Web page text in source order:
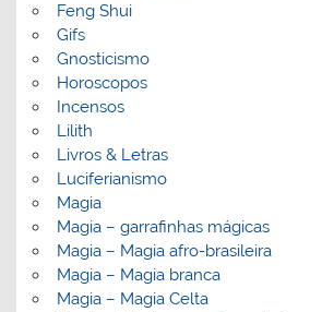
Feng Shui
Gifs
Gnosticismo
Horoscopos
Incensos
Lilith
Livros & Letras
Luciferianismo
Magia
Magia – garrafinhas mágicas
Magia – Magia afro-brasileira
Magia – Magia branca
Magia – Magia Celta